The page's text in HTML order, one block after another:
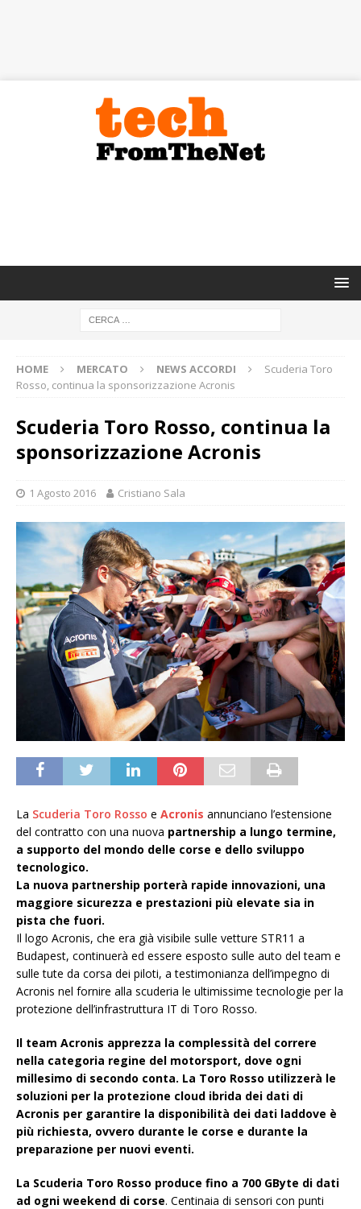
HOME MERCATO NEWS ACCORDI
Scuderia Toro
Rosso, continua la sponsorizzazione Acronis
Scuderia Toro Rosso, continua la
sponsorizzazione Acronis
1 Agosto 2016 Cristiano Sala
La Scuderia Toro Rosso e Acronis annunciano l’estensione
del contratto con una nuova partnership a lungo termine,
a supporto del mondo delle corse e dello sviluppo
tecnologico.
La nuova partnership porterà rapide innovazioni, una
maggiore sicurezza e prestazioni più elevate sia in
pista che fuori.
Il logo Acronis, che era già visibile sulle vetture STR11 a
Budapest, continuerà ed essere esposto sulle auto del team e
sulle tute da corsa dei piloti, a testimonianza dell’impegno di
Acronis nel fornire alla scuderia le ultimissime tecnologie per la
protezione dell’infrastruttura IT di Toro Rosso.
Il team Acronis apprezza la complessità del correre
nella categoria regine del motorsport, dove ogni
millesimo di secondo conta. La Toro Rosso utilizzerà le
soluzioni per la protezione cloud ibrida dei dati di
Acronis per garantire la disponibilità dei dati laddove è
più richiesta, ovvero durante le corse e durante la
preparazione per nuovi eventi.
La Scuderia Toro Rosso produce fino a 700 GByte di dati
ad ogni weekend di corse. Centinaia di sensori con punti